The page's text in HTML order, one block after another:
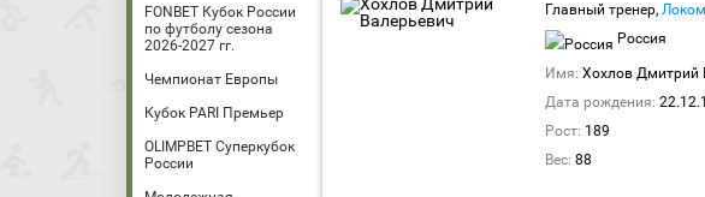
FONBET Кубок России
по футболу сезона
2026-2027 гг.
Чемпионат Европы
Кубок PARI Премьер
OLIMPBET Суперкубок
России
Главный тренер,
Россия
Имя: Хохлов Дмитрий
Дата рождения:
Рост: 189
Вес: 88